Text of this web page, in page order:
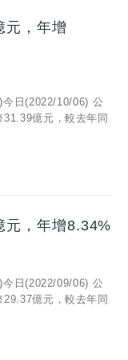
元，年增
今日(2022/10/06) 公
億元，較去年同
元，年增8.34%
今日(2022/09/06) 公
億元，較去年同